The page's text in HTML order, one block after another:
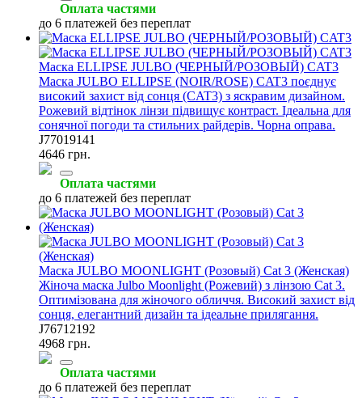
Оплата частями
до 6 платежей без переплат
Маска ELLIPSE JULBO (ЧЕРНЫЙ/РОЗОВЫЙ) CAT3
Маска JULBO ELLIPSE (NOIR/ROSE) CAT3 поєднує
високий захист від сонця (CAT3) з яскравим дизайном.
Рожевий відтінок лінзи підвищує контраст. Ідеальна для
сонячної погоди та стильних райдерів. Чорна оправа.
J77019141
4646 грн.
Оплата частями
до 6 платежей без переплат
Маска JULBO MOONLIGHT (Розовый) Cat 3 (Женская)
Жіноча маска Julbo Moonlight (Рожевий) з лінзою Cat 3.
Оптимізована для жіночого обличчя. Високий захист від
сонця, елегантний дизайн та ідеальне прилягання.
J76712192
4968 грн.
Оплата частями
до 6 платежей без переплат